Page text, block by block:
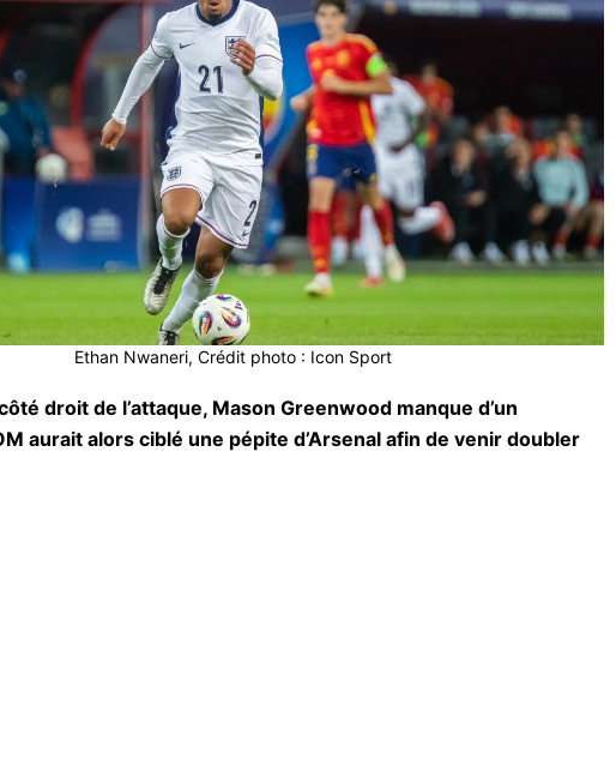
Ethan Nwaneri, Crédit photo : Icon Sport
droit de l’attaque, Mason Greenwood manque d’un
aurait alors ciblé une pépite d’Arsenal afin de venir doubler